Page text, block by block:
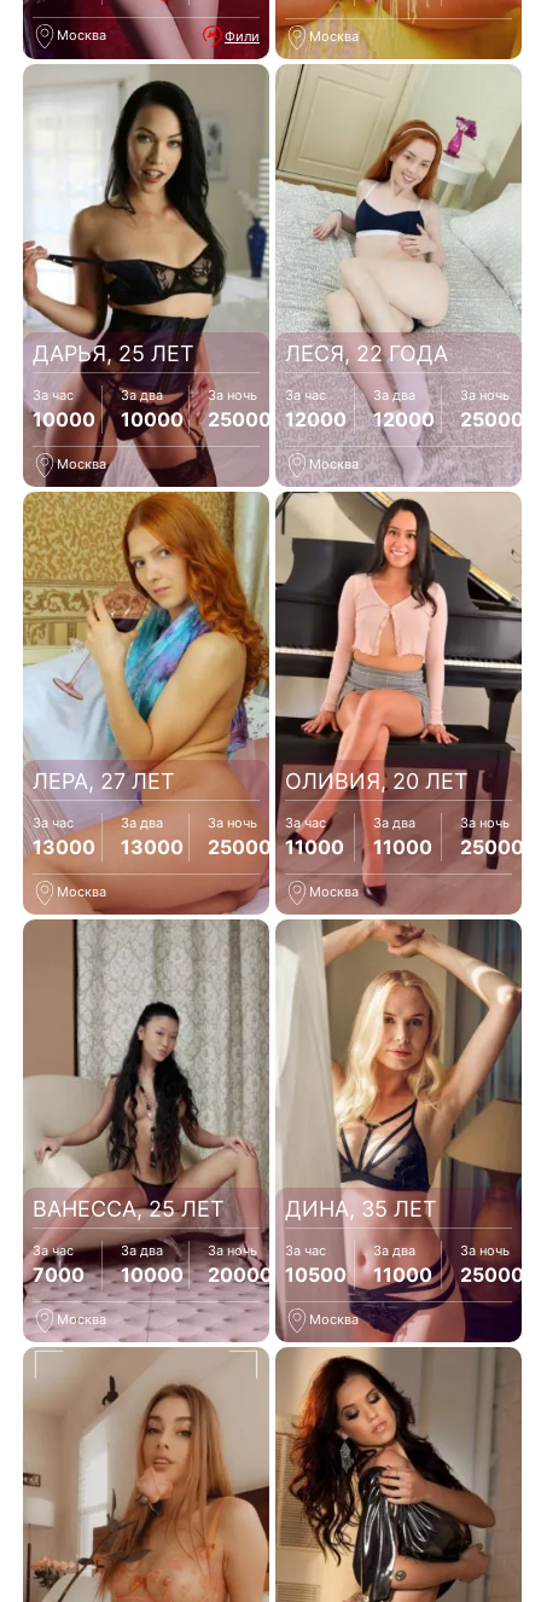
Москва Фили Москва
ДАРЬЯ, 25 ЛЕТ
За час
10000
За два
10000
За ночь
25000
Москва
ЛЕСЯ, 22 ГОДА
За час
12000
За два
12000
За ночь
25000
Москва
ЛЕРА, 27 ЛЕТ
За час
13000
За два
13000
За ночь
25000
Москва
ОЛИВИЯ, 20 ЛЕТ
За час
11000
За два
11000
За ночь
25000
Москва
ВАНЕССА, 25 ЛЕТ
За час
7000
За два
10000
За ночь
20000
Москва
ДИНА, 35 ЛЕТ
За час
10500
За два
11000
За ночь
25000
Москва